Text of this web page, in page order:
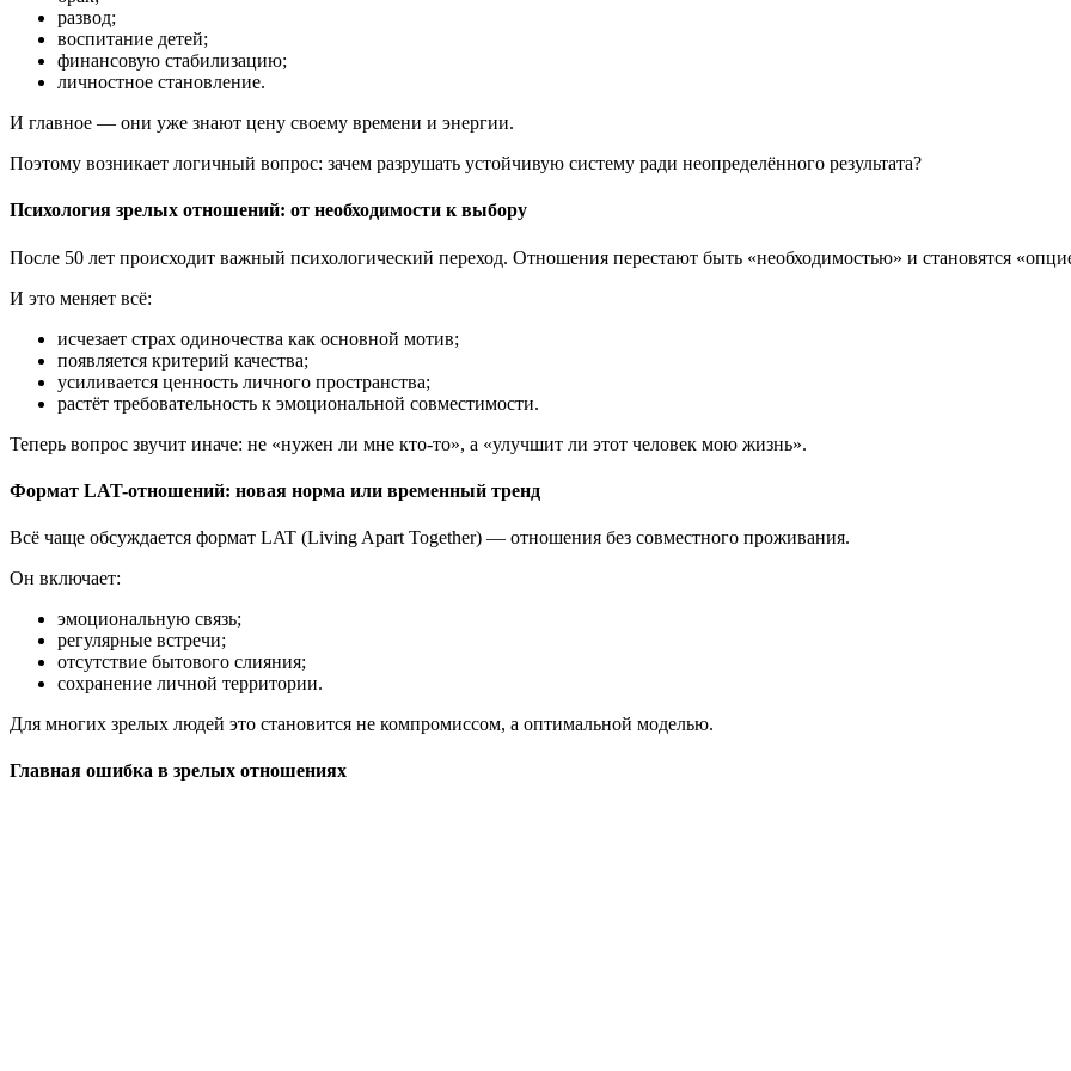
развод;
воспитание детей;
финансовую стабилизацию;
личностное становление.
И главное — они уже знают цену своему времени и энергии.
Поэтому возникает логичный вопрос: зачем разрушать устойчивую систему ради неопределённого результата?
Психология зрелых отношений: от необходимости к выбору
После 50 лет происходит важный психологический переход. Отношения перестают быть «необходимостью» и становятся
И это меняет всё:
исчезает страх одиночества как основной мотив;
появляется критерий качества;
усиливается ценность личного пространства;
растёт требовательность к эмоциональной совместимости.
Теперь вопрос звучит иначе: не «нужен ли мне кто-то», а «улучшит ли этот человек мою жизнь».
Формат LAT-отношений: новая норма или временный тренд
Всё чаще обсуждается формат LAT (Living Apart Together) — отношения без совместного проживания.
Он включает:
эмоциональную связь;
регулярные встречи;
отсутствие бытового слияния;
сохранение личной территории.
Для многих зрелых людей это становится не компромиссом, а оптимальной моделью.
Главная ошибка в зрелых отношениях